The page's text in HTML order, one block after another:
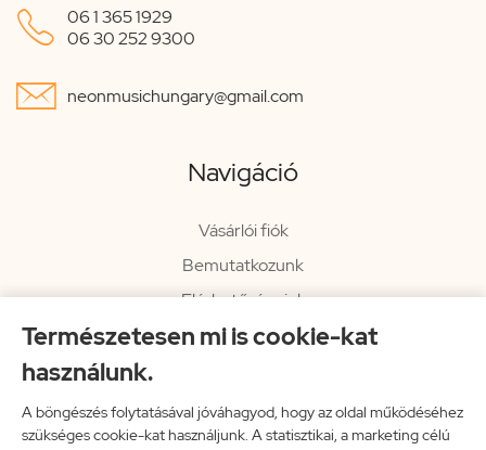
Természetesen mi is cookie-kat
használunk.
A böngészés folytatásával jóváhagyod, hogy az oldal működéséhez
szükséges cookie-kat használjunk. A statisztikai, a marketing célú
 06 1 365 1929
06 30 252 9300
 neonmusichungary@gmail.com
Navigáció
Vásárlói fiók
Bemutatkozunk
Elérhetőségeink
Hírlevél
Impresszum
Vissza a főoldalra